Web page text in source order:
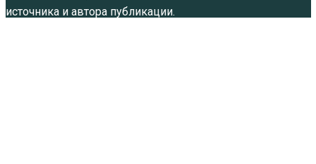
источника и автора публикации.